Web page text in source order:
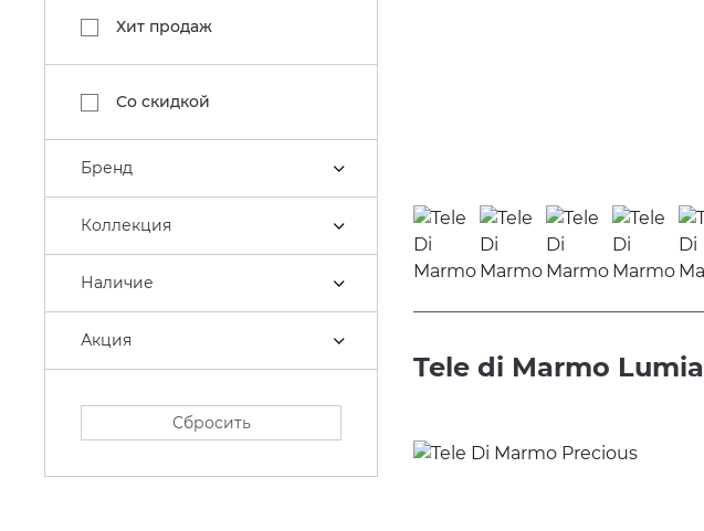
Хит продаж
Со скидкой
Бренд
Коллекция
Наличие
Акция
Сбросить
Tele di Marmo Lumia